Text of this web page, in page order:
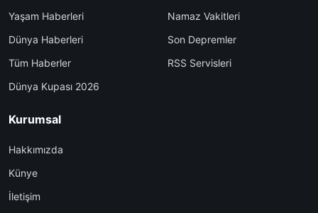
Yaşam Haberleri
Dünya Haberleri
Tüm Haberler
Dünya Kupası 2026
Namaz Vakitleri
Son Depremler
RSS Servisleri
Kurumsal
Hakkımızda
Künye
İletişim